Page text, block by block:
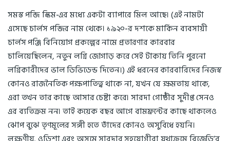
সমস্ত পন্জি স্কিম-এর মধ্যে একটা ব্যাপারে মিল আছে। (এই নামটা
এসেছে চার্লস পন্জির নাম থেকে। ১৯২০-র দশকে মার্কিন ব্যবসায়ী
চার্লস পঞ্জি বিনিয়োগ প্রকল্পের নামে প্রতারণার কারবার
চালিয়েছিলেন, নতুন লগ্নি জোগাড় করে সেই টাকায় তিনি পুরনো
লগ্নিকারীদের ভাল ডিভিডেন্ড দিতেন।) এই ধরনের কারবারিদের নিজস্ব
কোনও রাজনৈতিক পক্ষপাতিত্ব থাকে না, যখন যে ক্ষমতায় থাকে,
এরা তখন তার কাছে আসার চেষ্টা করে। সারদা গোষ্ঠীর সুদীপ্ত সেনও
এর ব্যতিক্রম নন। তাই কয়েক বছর আগে বামফ্রন্টের কাছে থাকলেও
ঝোপ বুঝে তৃণমূলের সঙ্গী হতে তাঁদের কোনও অসুবিধে হয়নি।